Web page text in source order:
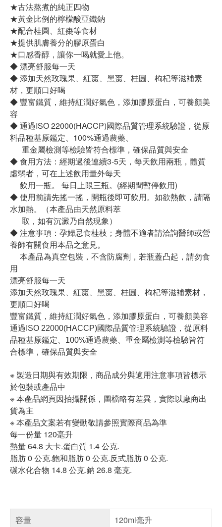
★古法熬煮的純正四物
★黃金比例的檸檬酸亞鐵鈉
★配合桂圓、紅棗等食材
★提供肌膚養分的膠原蛋白
★口感香醇，讓你一喝就愛上他。
◆ 漂亮舒服每一天
◆ 添加天然玫瑰果、紅棗、黑棗、桂圓、枸杞等滋補素
材，更順口好喝
◆ 豐富鐵質，維持紅潤好氣色，添加膠原蛋白，可養顏美
容
◆ 通過ISO 22000(HACCP)國際品質管理系統驗證，從原
料品種基原鑑定、100%通過農藥、
重金屬檢測等檢驗皆符合標準，確保品質與安全
◆ 食用方法：經期過後連續3-5天，每天飲用兩瓶，體質
虛弱者，可在上述飲用量外每天
飲用一瓶。 每日上限三瓶。(經期間暫停飲用)
◆ 使用前請先搖一搖，開瓶後即可飲用。如欲熱飲，請隔
水加熱。（本產品由天然原料萃
取，如有沉澱乃自然現象）
◆ 注意事項：孕婦忌食桂枝；身體不適者請洽詢醫師或營
養師有關食用本品之意見。
本產品為真空包裝，不含防腐劑，若瓶蓋凸起，請勿食
用
漂亮舒服每一天
添加天然玫瑰果、紅棗、黑棗、桂圓、枸杞等滋補素材，
更順口好喝
豐富鐵質，維持紅潤好氣色，添加膠原蛋白，可養顏美容
通過ISO 22000(HACCP)國際品質管理系統驗證，從原料
品種基原鑑定、100%通過農藥、重金屬檢測等檢驗皆符
合標準，確保品質與安全
※ 製造日期與有效期限，商品成分與適用注意事項皆標示
於包裝或產品中
※ 本產品網頁因拍攝關係，圖檔略有差異，實際以廠商出
貨為主
※ 本產品文案若有變動敬請參照實際商品為準
每一份量 120毫升
熱量 64.8 大卡.蛋白質 1.4 公克.
脂肪 0 公克.飽和脂肪 0 公克.反式脂肪 0 公克.
碳水化合物 14.8 公克.鈉 26.8 毫克.
容量
120ml毫升